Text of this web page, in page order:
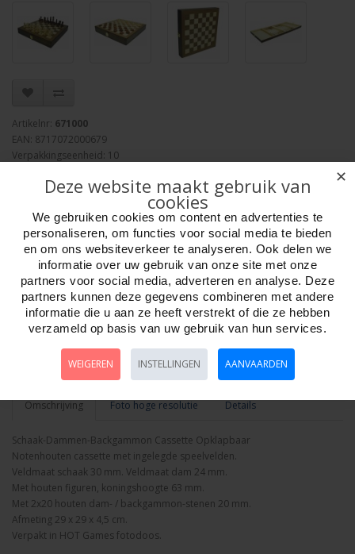
Artikelnr: 671000
EAN: 8717072000679
Verpakkingseenheid: 10
HOT Games
Aantal
Bestellen
Omschrijving Foto hoge resolutie Details
Schaak-Dammen-Backgammon Cassette Opklapbaar
Notenhouten cassette met ingelegde speelvelden.
Veldmaat schaak 30 mm. Veldmaat dam 24 mm.
Met houten figuren, koningshoogte 63 mm.
Met 2x20 houten dam- / backgammon-stenen 20 mm.
Afmeting 29 x 29 x 4,5 cm.
Verpakt in HOT Games fotodoos.
✕
Deze website maakt gebruik van
cookies
We gebruiken cookies om content en advertenties te
personaliseren, om functies voor social media te bieden
en om ons websiteverkeer te analyseren. Ook delen we
informatie over uw gebruik van onze site met onze
partners voor social media, adverteren en analyse. Deze
partners kunnen deze gegevens combineren met andere
informatie die u aan ze heeft verstrekt of die ze hebben
verzameld op basis van uw gebruik van hun services.
WEIGEREN INSTELLINGEN AANVAARDEN